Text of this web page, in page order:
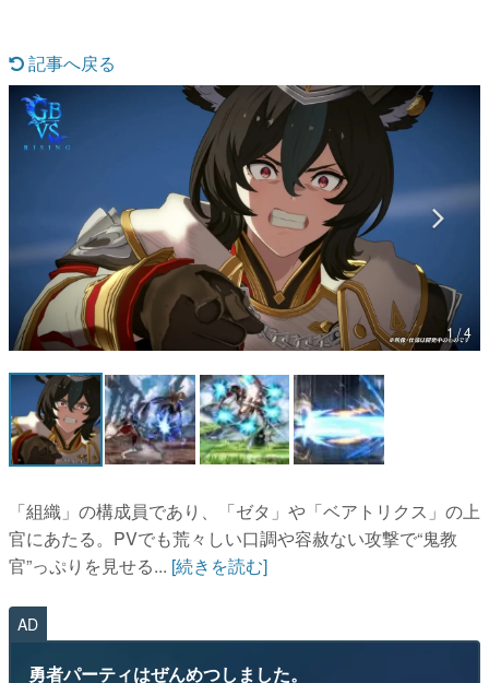
カテゴリ
特集記事
マンガ
アプリレビュー
その他
電ファミニコゲーマーとは？
運営：株式会社マレ
記事へ戻る
1 / 4
「組織」の構成員であり、「ゼタ」や「ベアトリクス」の上
官にあたる。PVでも荒々しい口調や容赦ない攻撃で“鬼教
官”っぷりを見せる... [続きを読む]
AD
勇者パーティはぜんめつしました。